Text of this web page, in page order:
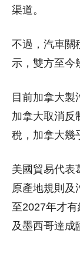
渠道。
不過，汽車關
示，雙方至今
目前加拿大製
加拿大取消反
稅，加拿大幾
美國貿易代表
原產地規則及
至2027年才
及墨西哥達成